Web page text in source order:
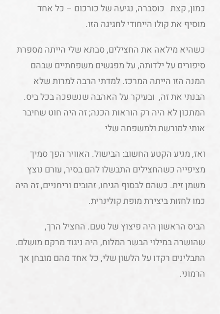
כמון, קצת כוסברה, נגיעה של כורכום – כל אחד
מוסיף את קולו הייחודי לחגיגה הזו.
כשהיא מילאה את החצילים, סבתא שלי הייתה מספרת
סיפורים על ילדותה, על מפגשים משפחתיים שבהם
המנה הזו הייתה המרכז. למדתי הרבה למרות שלא
הבנתי את זה, ובעיקר על האהבה שנשפכה בכל ביס.
המתכון לא היה רק הוראות הכנה; זה היה חוט שחיבר
אותי למורשת ולמשפחה שלי
ואז, מגיע הקטע החשוב: הבישול. האוויר הפך סמיך
מציפייה כשהחצילים התבשלו להם בסיר, עורם נוצץ
משמן זית. כשהם לבסוף הגיחו, זהובים וריחניים, זה היה
כמו לחזות ביצירת מופת קולינרית.
הביס הראשון היה פיצוץ של טעם. החציל הרך,
שהושרה במילוי הבשר המלוח, היה ניגוד מרקם מושלם.
התבלינים רקדו על הלשון שלי, כל אחד מהם מובחן אך
הרמוני.